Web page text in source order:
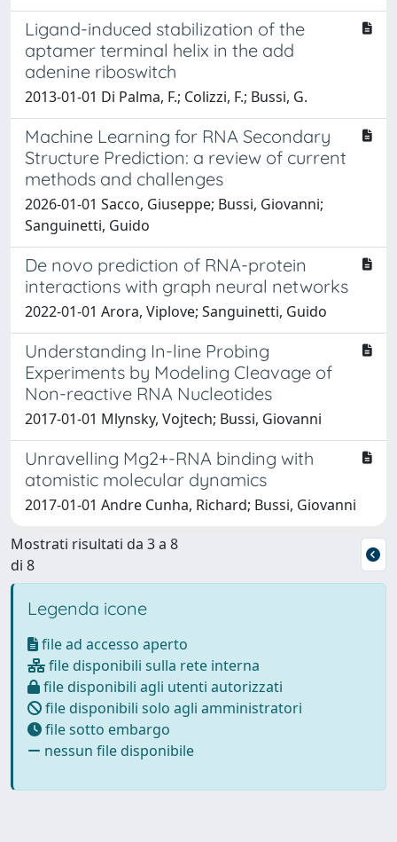
Ligand-induced stabilization of the
aptamer terminal helix in the add
adenine riboswitch
2013-01-01 Di Palma, F.; Colizzi, F.; Bussi, G.
Machine Learning for RNA Secondary
Structure Prediction: a review of current
methods and challenges
2026-01-01 Sacco, Giuseppe; Bussi, Giovanni;
Sanguinetti, Guido
De novo prediction of RNA-protein
interactions with graph neural networks
2022-01-01 Arora, Viplove; Sanguinetti, Guido
Understanding In-line Probing
Experiments by Modeling Cleavage of
Non-reactive RNA Nucleotides
2017-01-01 Mlynsky, Vojtech; Bussi, Giovanni
Unravelling Mg2+-RNA binding with
atomistic molecular dynamics
2017-01-01 Andre Cunha, Richard; Bussi, Giovanni
Mostrati risultati da 3 a 8
di 8
Legenda icone
file ad accesso aperto
file disponibili sulla rete interna
file disponibili agli utenti autorizzati
file disponibili solo agli amministratori
file sotto embargo
nessun file disponibile